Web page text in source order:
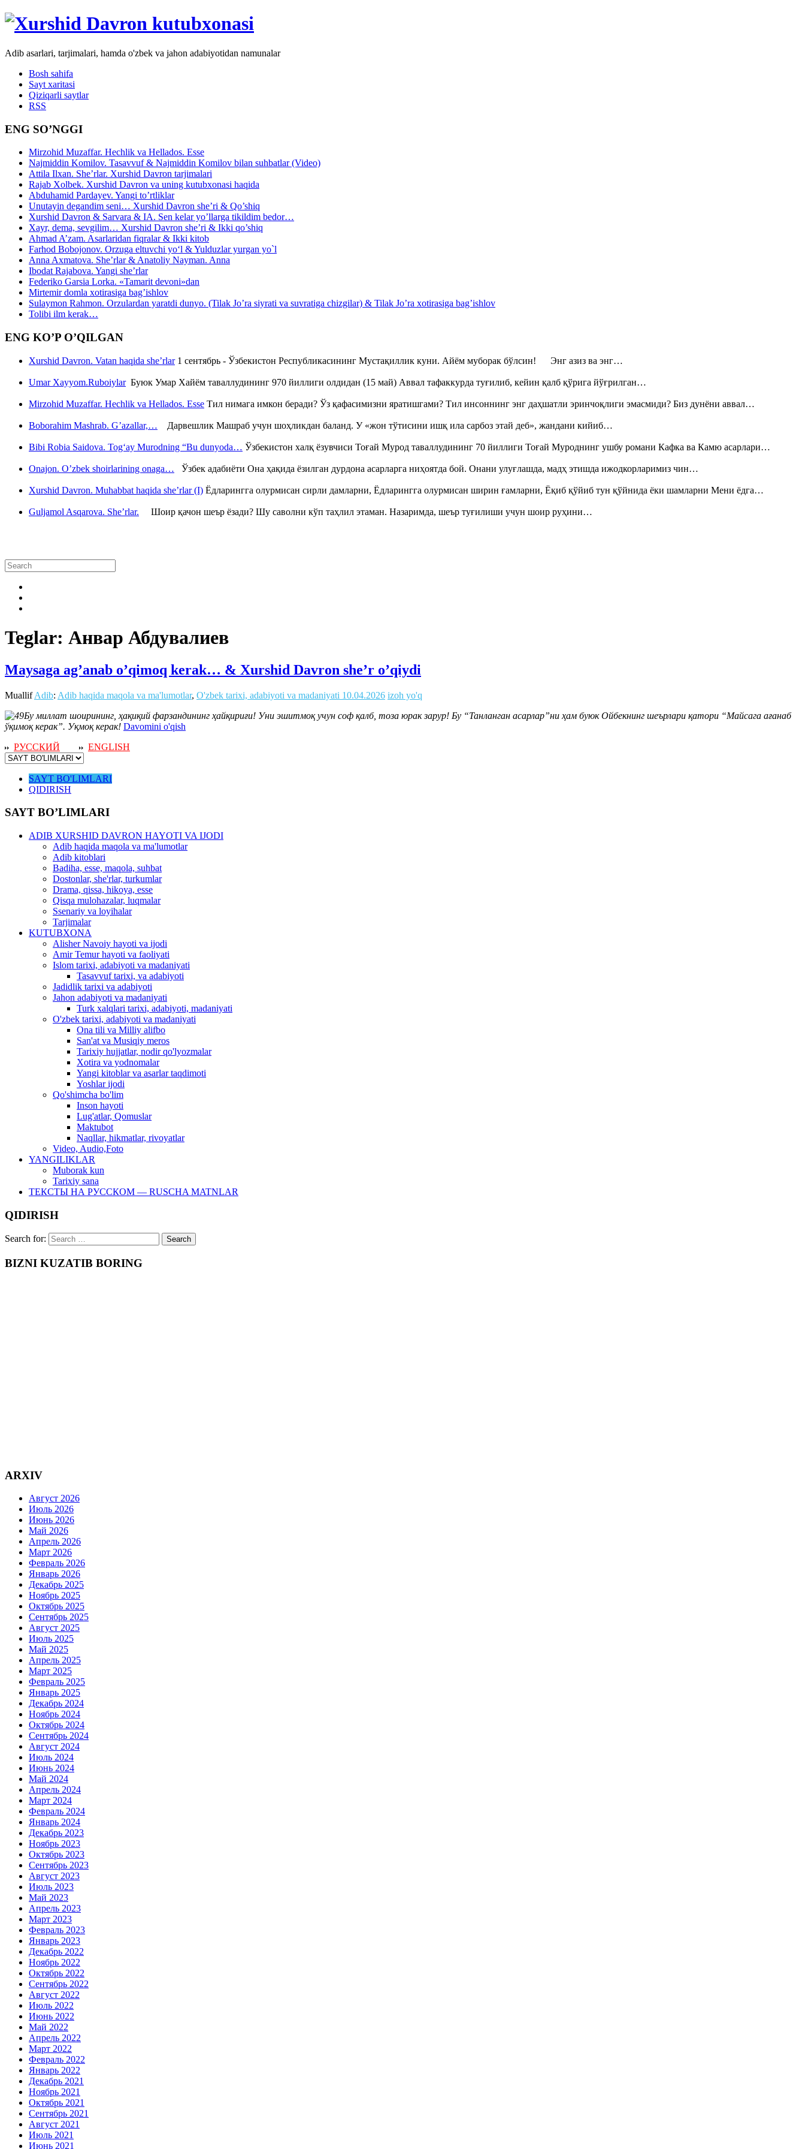
Adib asarlari, tarjimalari, hamda o'zbek va jahon adabiyotidan namunalar
Bosh sahifa
Sayt xaritasi
Qiziqarli saytlar
RSS
ENG SO’NGGI
Mirzohid Muzaffar. Hechlik va Hellados. Esse
Najmiddin Komilov. Tasavvuf & Najmiddin Komilov bilan suhbatlar (Video)
Attila Ilxan. She’rlar. Xurshid Davron tarjimalari
Rajab Xolbek. Xurshid Davron va uning kutubxonasi haqida
Abduhamid Pardayev. Yangi to’rtliklar
Unutayin degandim seni… Xurshid Davron she’ri & Qo’shiq
Xurshid Davron & Sarvara & IA. Sen kelar yo’llarga tikildim bedor…
Xayr, dema, sevgilim… Xurshid Davron she’ri & Ikki qo’shiq
Ahmad A’zam. Asarlaridan fiqralar & Ikki kitob
Farhod Bobojonov. Orzuga eltuvchi yo‘l & Yulduzlar yurgan yo`l
Anna Axmatova. She’rlar & Anatoliy Nayman. Anna
Ibodat Rajabova. Yangi she’rlar
Federiko Garsia Lorka. «Tamarit devoni»dan
Mirtemir domla xotirasiga bag’ishlov
Sulaymon Rahmon. Orzulardan yaratdi dunyo. (Tilak Jo’ra siyrati va suvratiga chizgilar) & Tilak Jo’ra xotirasiga bag’ishlov
Tolibi ilm kerak…
ENG KO’P O’QILGAN
Xurshid Davron. Vatan haqida she’rlar1 сентябрь - Ўзбекистон Республикасининг Мустақиллик куни. Айём муборак бўлсин! Энг азиз ва энг…
Umar Xayyom.RuboiylarБуюк Умар Хайём таваллудининг 970 йиллиги олдидан (15 май) Аввал тафаккурда туғилиб, кейин қалб қўрига йўғрилган…
Mirzohid Muzaffar. Hechlik va Hellados. Esse Тил нимага имкон беради? Ўз қафасимизни яратишгами? Тил инсоннинг энг даҳшатли эринчоқлиги эмасмиди? Биз дунёни аввал…
Boborahim Mashrab. G’azallar,… Дарвешлик Машраб учун шоҳликдан баланд. У «жон тўтисини ишқ ила сарбоз этай деб», жандани кийиб…
Bibi Robia Saidova. Tog‘ay Murodning “Bu dunyoda… Ўзбекистон халқ ёзувчиси Тоғай Мурод таваллудининг 70 йиллиги Тоғай Муроднинг ушбу романи Кафка ва Камю асарлари…
Onajon. O’zbek shoirlarining onaga… Ўзбек адабиёти Она ҳақида ёзилган дурдона асарларга ниҳоятда бой. Онани улуғлашда, мадҳ этишда ижодкорларимиз чин…
Xurshid Davron. Muhabbat haqida she’rlar (I) Ёдларингга олурмисан сирли дамларни, Ёдларингга олурмисан ширин ғамларни, Ёқиб қўйиб тун қўйнида ёки шамларни Мени ёдга…
Guljamol Asqarova. She’rlar. Шоир қачон шеър ёзади? Шу саволни кўп таҳлил этаман. Назаримда, шеър туғилиши учун шоир руҳини…
Teglar: Анвар Абдувалиев
Maysaga ag’anab o’qimoq kerak… & Xurshid Davron she’r o’qiydi
MuallifAdib: Adib haqida maqola va ma'lumotlar, O'zbek tarixi, adabiyoti va madaniyati 10.04.2026 izoh yo'q
Бу миллат шоирининг, ҳақиқий фарзандининг ҳайқириғи! Уни эшитмоқ учун соф қалб, тоза юрак зарур! Бу “Танланган асарлар”ни ҳам буюк Ойбекнинг шеърлари қатори “Майсага ағанаб
ўқимоқ керак”. Уқмоқ керак! Davomini o'qish
РУССКИЙ
ENGLISH
SAYT BO'LIMLARI
QIDIRISH
SAYT BO’LIMLARI
ADIB XURSHID DAVRON HAYOTI VA IJODI
Adib haqida maqola va ma'lumotlar
Adib kitoblari
Badiha, esse, maqola, suhbat
Dostonlar, she'rlar, turkumlar
Drama, qissa, hikoya, esse
Qisqa mulohazalar, luqmalar
Ssenariy va loyihalar
Tarjimalar
KUTUBXONA
Alisher Navoiy hayoti va ijodi
Amir Temur hayoti va faoliyati
Islom tarixi, adabiyoti va madaniyati
Tasavvuf tarixi, va adabiyoti
Jadidlik tarixi va adabiyoti
Jahon adabiyoti va madaniyati
Turk xalqlari tarixi, adabiyoti, madaniyati
O'zbek tarixi, adabiyoti va madaniyati
Ona tili va Milliy alifbo
San'at va Musiqiy meros
Tarixiy hujjatlar, nodir qo'lyozmalar
Xotira va yodnomalar
Yangi kitoblar va asarlar taqdimoti
Yoshlar ijodi
Qo'shimcha bo'lim
Inson hayoti
Lug'atlar, Qomuslar
Maktubot
Naqllar, hikmatlar, rivoyatlar
Video, Audio,Foto
YANGILIKLAR
Muborak kun
Tarixiy sana
ТЕКСТЫ НА РУССКОМ — RUSCHA MATNLAR
QIDIRISH
Search for:
BIZNI KUZATIB BORING
ARXIV
Август 2026
Июль 2026
Июнь 2026
Май 2026
Апрель 2026
Март 2026
Февраль 2026
Январь 2026
Декабрь 2025
Ноябрь 2025
Октябрь 2025
Сентябрь 2025
Август 2025
Июль 2025
Май 2025
Апрель 2025
Март 2025
Февраль 2025
Январь 2025
Декабрь 2024
Ноябрь 2024
Октябрь 2024
Сентябрь 2024
Август 2024
Июль 2024
Июнь 2024
Май 2024
Апрель 2024
Март 2024
Февраль 2024
Январь 2024
Декабрь 2023
Ноябрь 2023
Октябрь 2023
Сентябрь 2023
Август 2023
Июль 2023
Май 2023
Апрель 2023
Март 2023
Февраль 2023
Январь 2023
Декабрь 2022
Ноябрь 2022
Октябрь 2022
Сентябрь 2022
Август 2022
Июль 2022
Июнь 2022
Май 2022
Апрель 2022
Март 2022
Февраль 2022
Январь 2022
Декабрь 2021
Ноябрь 2021
Октябрь 2021
Сентябрь 2021
Август 2021
Июль 2021
Июнь 2021